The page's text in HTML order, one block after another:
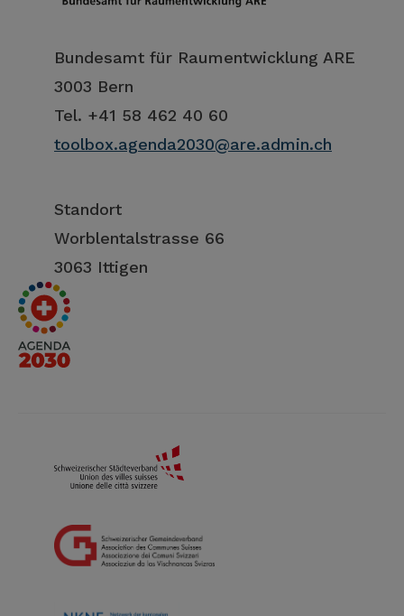
Bundesamt für Raumentwicklung ARE
3003 Bern
Tel. +41 58 462 40 60
toolbox.agenda2030@are.admin.ch
Standort
Worblentalstrasse 66
3063 Ittigen